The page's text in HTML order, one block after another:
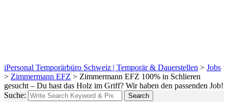
iPersonal Temporärbüro Schweiz | Temporär & Dauerstellen > Jobs
> Zimmermann EFZ > Zimmermann EFZ 100% in Schlieren
gesucht – Du hast das Holz im Griff? Wir haben den passenden Job!
Suche:
Search